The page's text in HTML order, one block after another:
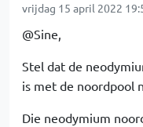
vrijdag 15 april 2022
@Sine,
Stel dat de
is met de noordpool
Die neodymium